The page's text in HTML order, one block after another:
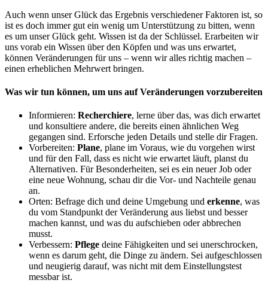
Auch wenn unser Glück das Ergebnis verschiedener Faktoren ist, so
ist es doch immer gut ein wenig um Unterstützung zu bitten, wenn
es um unser Glück geht. Wissen ist da der Schlüssel. Erarbeiten wir
uns vorab ein Wissen über den Köpfen und was uns erwartet,
können Veränderungen für uns – wenn wir alles richtig machen –
einen erheblichen Mehrwert bringen.
Was wir tun können, um uns auf Veränderungen vorzubereiten
Informieren: Recherchiere, lerne über das, was dich erwartet
und konsultiere andere, die bereits einen ähnlichen Weg
gegangen sind. Erforsche jeden Details und stelle dir Fragen.
Vorbereiten: Plane, plane im Voraus, wie du vorgehen wirst
und für den Fall, dass es nicht wie erwartet läuft, planst du
Alternativen. Für Besonderheiten, sei es ein neuer Job oder
eine neue Wohnung, schau dir die Vor- und Nachteile genau
an.
Orten: Befrage dich und deine Umgebung und erkenne, was
du vom Standpunkt der Veränderung aus liebst und besser
machen kannst, und was du aufschieben oder abbrechen
musst.
Verbessern: Pflege deine Fähigkeiten und sei unerschrocken,
wenn es darum geht, die Dinge zu ändern. Sei aufgeschlossen
und neugierig darauf, was nicht mit dem Einstellungstest
messbar ist.